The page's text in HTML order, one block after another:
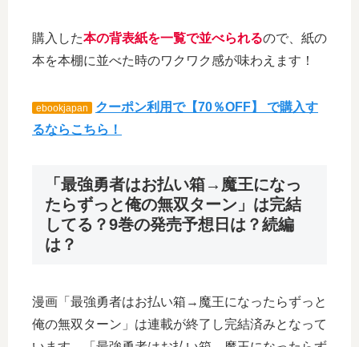
購入した本の背表紙を一覧で並べられるので、紙の
本を本棚に並べた時のワクワク感が味わえます！
ebookjapan
クーポン利用で【70％OFF】 で購入す
るならこちら！
「最強勇者はお払い箱→魔王になっ
たらずっと俺の無双ターン」は完結
してる？9巻の発売予想日は？続編
は？
漫画「最強勇者はお払い箱→魔王になったらずっと
俺の無双ターン」は連載が終了し完結済みとなって